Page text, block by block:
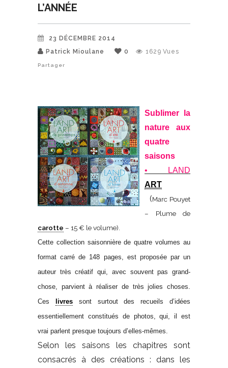
L’ANNÉE
23 DÉCEMBRE 2014
Patrick Mioulane
0 1629 Vues
Partager
Sublimer la
nature aux
quatre
saisons
• LAND
ART
(Marc Pouyet
– Plume de
carotte – 15 € le volume).
Cette collection saisonnière de quatre volumes au
format carré de 148 pages, est proposée par un
auteur très créatif qui, avec souvent pas grand-
chose, parvient à réaliser de très jolies choses.
Ces livressont surtout des recueils d’idées
essentiellement constitués de photos, qui, il est
vrai parlent presque toujours d’elles-mêmes.
Selon les saisons les chapitres sont
consacrés à des créations : dans les